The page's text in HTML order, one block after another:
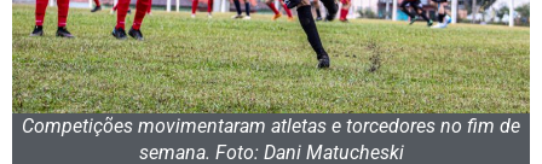
Competições movimentaram atletas e torcedores no fim de
semana. Foto: Dani Matucheski